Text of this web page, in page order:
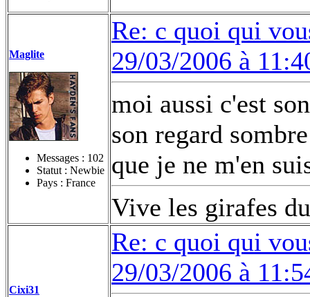
Maglite
Messages : 102
Statut : Newbie
Pays : France
Re: c quoi qui
29/03/2006 à
moi aussi c'est
son regard
que je ne m'en
Vive les girafes
Cixi31
Re: c quoi qui
29/03/2006 à